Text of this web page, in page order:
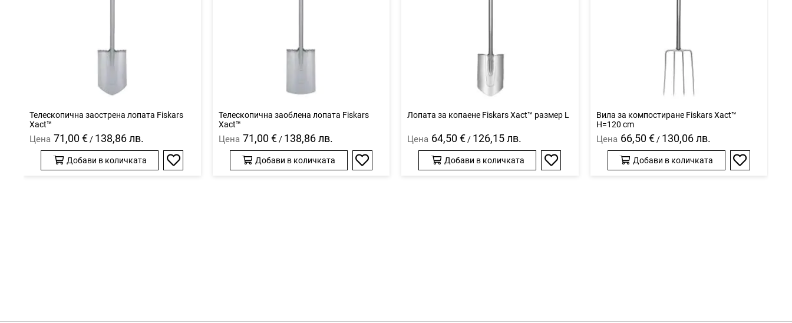
Телескопична заострена лопата Fiskars
Xact™
Цена 71,00 € / 138,86 лв.
Добави в количката
Добави
Телескопична заоблена лопата Fiskars
Xact™
Цена 71,00 € / 138,86 лв.
Добави в количката
Добави
Лопата за копаене Fiskars Xact™ размер L
Цена 64,50 € / 126,15 лв.
Добави в количката
Добави
Вила за компостиране Fiskars Xact™
H=120 cm
Цена 66,50 € / 130,06 лв.
Добави в количката
Добави